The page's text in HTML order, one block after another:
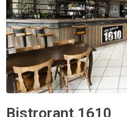
Bistrorant 1610